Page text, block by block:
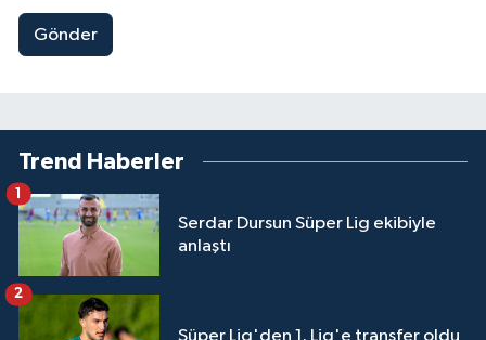
Gönder
Trend Haberler
Serdar Dursun Süper Lig ekibiyle
anlaştı
1
Süper Lig'den 1. Lig'e transfer oldu
2